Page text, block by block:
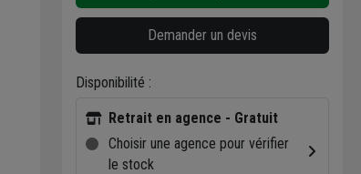
Demander un devis
Disponibilité :
Retrait en agence - Gratuit
Choisir une agence pour vérifier
le stock